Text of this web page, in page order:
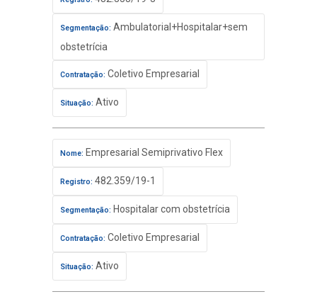
Segmentação: Ambulatorial+Hospitalar+sem
obstetrícia
Contratação: Coletivo Empresarial
Situação: Ativo
Nome: Empresarial Semiprivativo Flex
Registro: 482.359/19-1
Segmentação: Hospitalar com obstetrícia
Contratação: Coletivo Empresarial
Situação: Ativo